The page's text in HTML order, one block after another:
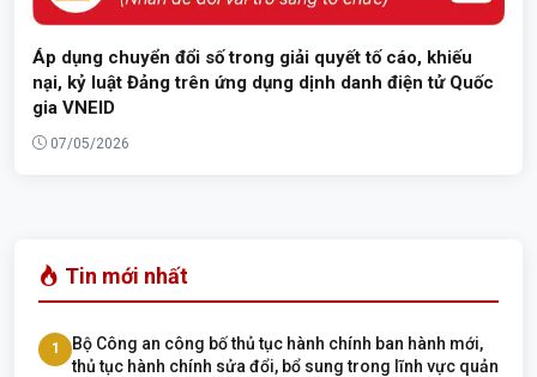
Áp dụng chuyển đổi số trong giải quyết tố cáo, khiếu
nại, kỷ luật Đảng trên ứng dụng dịnh danh điện tử Quốc
gia VNEID
07/05/2026
Tin mới nhất
1
Bộ Công an công bố thủ tục hành chính ban hành mới,
thủ tục hành chính sửa đổi, bổ sung trong lĩnh vực quản